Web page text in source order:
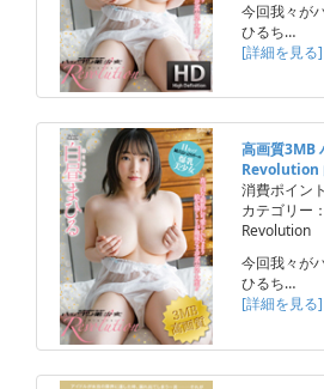
今回我々が
ひるち…
[詳細を見る]
高画質3MB
Revolution
消費ポイン
カテゴリー
Revolution
今回我々が
ひるち…
[詳細を見る]